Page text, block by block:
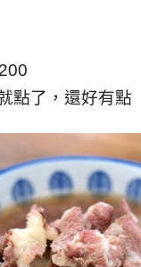
點了，還好有點